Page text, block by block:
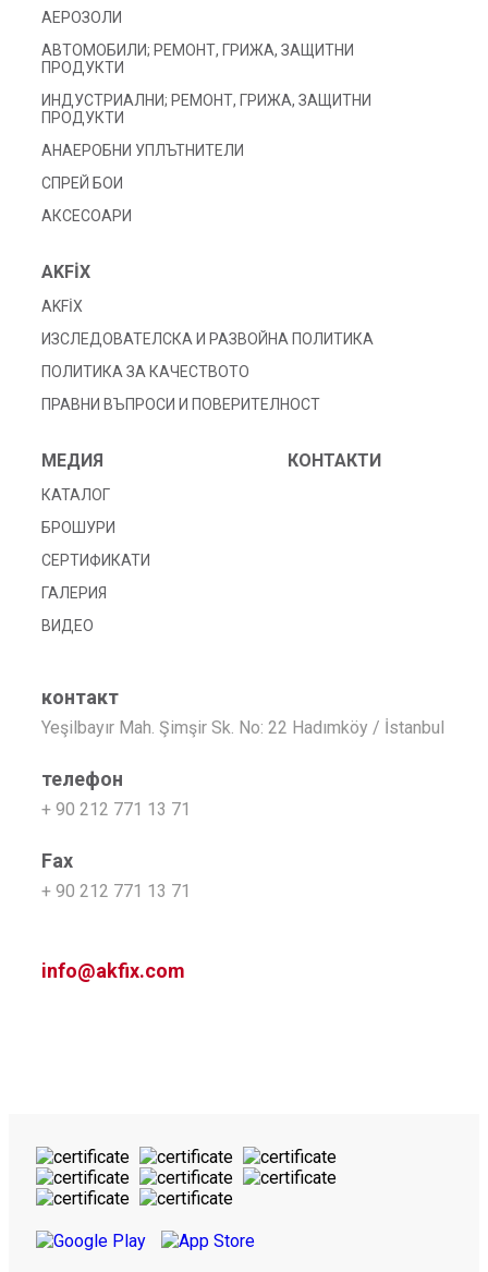
АЕРОЗОЛИ
АВТОМОБИЛИ; РЕМОНТ, ГРИЖА, ЗАЩИТНИ
ПРОДУКТИ
ИНДУСТРИАЛНИ; РЕМОНТ, ГРИЖА, ЗАЩИТНИ
ПРОДУКТИ
АНАЕРОБНИ УПЛЪТНИТЕЛИ
СПРЕЙ БОИ
АКСЕСОАРИ
AKFİX
AKFİX
ИЗСЛЕДОВАТЕЛСКА И РАЗВОЙНА ПОЛИТИКА
ПОЛИТИКА ЗА КАЧЕСТВОТО
ПРАВНИ ВЪПРОСИ И ПОВЕРИТЕЛНОСТ
МЕДИЯ
КАТАЛОГ
БРОШУРИ
СЕРТИФИКАТИ
ГАЛЕРИЯ
ВИДЕО
КОНТАКТИ
контакт
Yeşilbayır Mah. Şimşir Sk. No: 22 Hadımköy / İstanbul
телефон
+ 90 212 771 13 71
Fax
+ 90 212 771 13 71
info@akfix.com